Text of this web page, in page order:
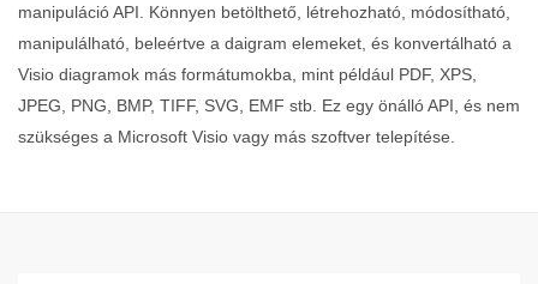
manipuláció API. Könnyen betölthető, létrehozható, módosítható,
manipulálható, beleértve a daigram elemeket, és konvertálható a
Visio diagramok más formátumokba, mint például PDF, XPS,
JPEG, PNG, BMP, TIFF, SVG, EMF stb. Ez egy önálló API, és nem
szükséges a Microsoft Visio vagy más szoftver telepítése.